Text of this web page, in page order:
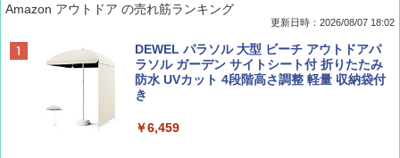
ディズニーファン ２０２６年 ９月号 [雑
誌] (ＤＩＳＮＥＹ ＦＡＮ)
￥713
僕が見た未来【完全版】
￥0
[キャンパーズコレクション 山善] ポップアッ
プテント 傘みたいに広げて畳める パッとサ
ッとサンシェード キューブ フルクローズ メ
ッシュ 簡単設置 ワンタッチテント キャンプ
Amazon アウトドア の売れ筋ランキング
更新日時：2026/08/07 18:02
DEWEL パラソル 大型 ビーチ アウトドアパ
ラソル ガーデン サイトシート付 折りたたみ
防水 UVカット 4段階高さ調整 軽量 収納袋付
き
￥6,459